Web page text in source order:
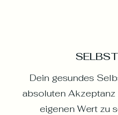
Dein gesundes
absoluten Akzeptanz
eigenen Wert zu